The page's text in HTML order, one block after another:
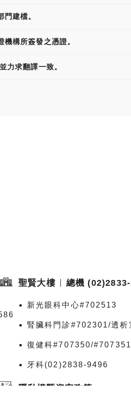
建檔。
構所簽發之憑證。
力求翻譯一致。
聖賢大樓 總機
新光眼科中心#702513
腎臟科門診#702301/透
復健科#707350/#707351
牙科(02)2838-9496
隱私權暨資安政策